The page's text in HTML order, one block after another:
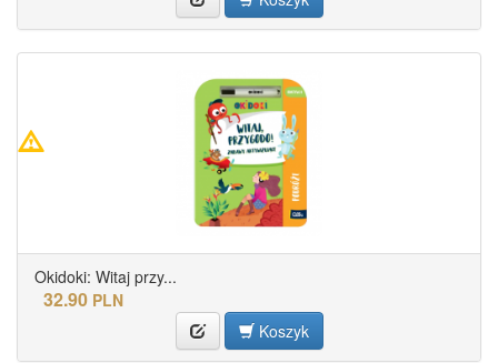
Okidoki: Witaj przy...
32.90 PLN
Koszyk